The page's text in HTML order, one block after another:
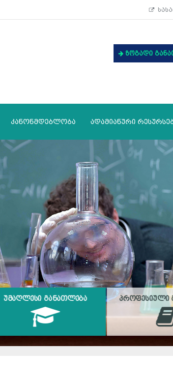
ზოგადი
კანონმდებლობა ადამიანური
ᲣᲛᲐᲦᲚᲔᲡᲘ ᲒᲐᲜᲐᲗᲚᲔᲑᲐ ᲞᲠᲝᲤᲔᲡᲘᲣᲚᲘ